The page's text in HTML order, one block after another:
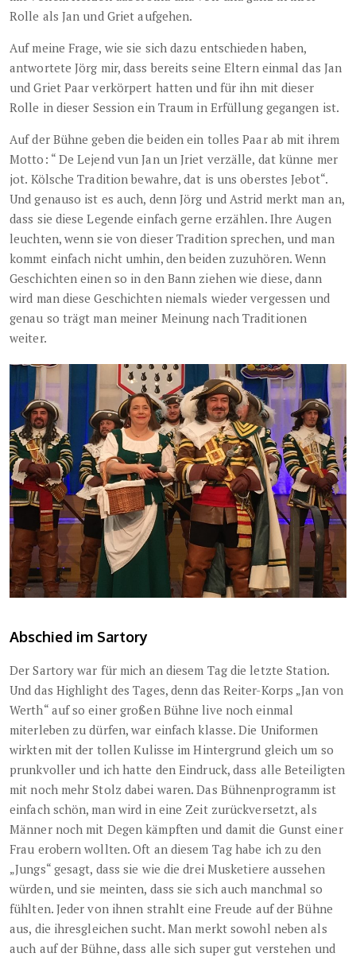
Rolle als Jan und Griet aufgehen.
Auf meine Frage, wie sie sich dazu entschieden haben,
antwortete Jörg mir, dass bereits seine Eltern einmal das Jan
und Griet Paar verkörpert hatten und für ihn mit dieser
Rolle in dieser Session ein Traum in Erfüllung gegangen ist.
Auf der Bühne geben die beiden ein tolles Paar ab mit ihrem
Motto: “ De Lejend vun Jan un Jriet verzälle, dat künne mer
jot. Kölsche Tradition bewahre, dat is uns oberstes Jebot“.
Und genauso ist es auch, denn Jörg und Astrid merkt man an,
dass sie diese Legende einfach gerne erzählen. Ihre Augen
leuchten, wenn sie von dieser Tradition sprechen, und man
kommt einfach nicht umhin, den beiden zuzuhören. Wenn
Geschichten einen so in den Bann ziehen wie diese, dann
wird man diese Geschichten niemals wieder vergessen und
genau so trägt man meiner Meinung nach Traditionen
weiter.
Abschied im Sartory
Der Sartory war für mich an diesem Tag die letzte Station.
Und das Highlight des Tages, denn das Reiter-Korps „Jan von
Werth“ auf so einer großen Bühne live noch einmal
miterleben zu dürfen, war einfach klasse. Die Uniformen
wirkten mit der tollen Kulisse im Hintergrund gleich um so
prunkvoller und ich hatte den Eindruck, dass alle Beteiligten
mit noch mehr Stolz dabei waren. Das Bühnenprogramm ist
einfach schön, man wird in eine Zeit zurückversetzt, als
Männer noch mit Degen kämpften und damit die Gunst einer
Frau erobern wollten. Oft an diesem Tag habe ich zu den
„Jungs“ gesagt, dass sie wie die drei Musketiere aussehen
würden, und sie meinten, dass sie sich auch manchmal so
fühlten. Jeder von ihnen strahlt eine Freude auf der Bühne
aus, die ihresgleichen sucht. Man merkt sowohl neben als
auch auf der Bühne, dass alle sich super gut verstehen und